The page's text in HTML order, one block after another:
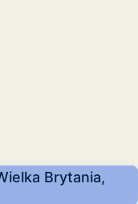
Brytania,